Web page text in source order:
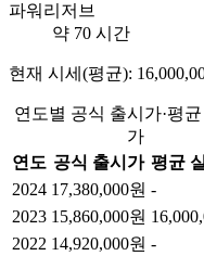
파워리저브
약 70 시간
현재 시세(평균):
연도별 공식 출시가·평
가
연도 공식 출시가 평균
2024 17,380,000원 -
2023 15,860,000원
2022 14,920,000원 -